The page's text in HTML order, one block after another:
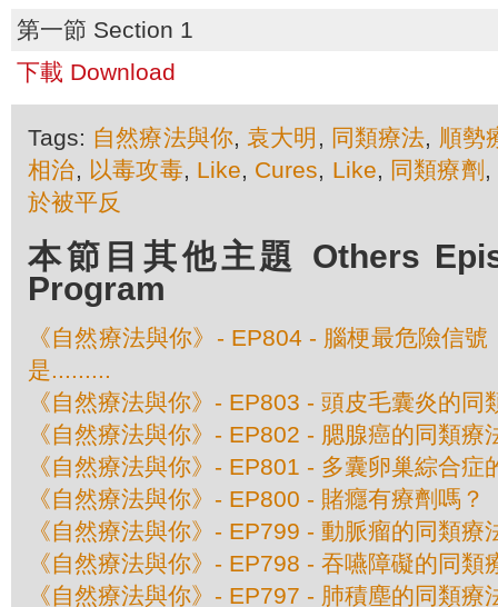
第一節 Section 1
下載 Download
Tags: 自然療法與你,袁大明 , 同類療法, 順勢
相治, 以毒攻毒, Like, Cures, Like, 同類療劑 ,
於被平反
本節目其他主題 Others
Program
《自然療法與你》- EP804 - 腦梗最危險信
是.........
《自然療法與你》- EP803 - 頭皮毛囊炎的同
《自然療法與你》- EP802 - 腮腺癌的同類療
《自然療法與你》- EP801 - 多囊卵巢綜合症
《自然療法與你》- EP800 - 賭癮有療劑嗎？
《自然療法與你》- EP799 - 動脈瘤的同類療
《自然療法與你》- EP798 - 吞嚥障礙的同類
《自然療法與你》- EP797 - 肺積塵的同類療